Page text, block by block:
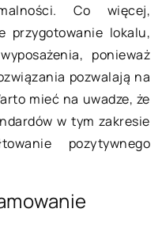
Co więcej,
przygotowanie lokalu,
ponieważ
pozwalają na
mieć na uwadze, że
w tym zakresie
pozytywnego